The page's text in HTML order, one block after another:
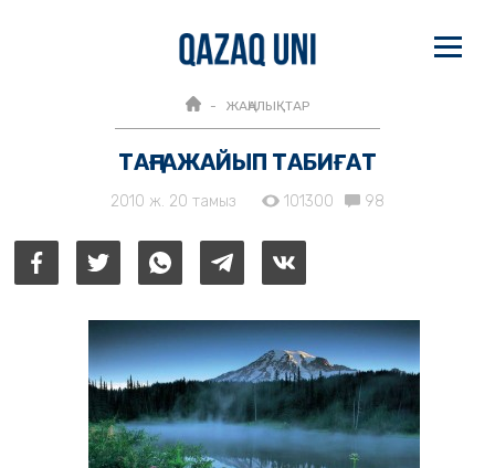
ЖАҢАЛЫҚТАР
ТАҢҒАЖАЙЫП ТАБИҒАТ
2010 ж. 20 тамыз 101300 98